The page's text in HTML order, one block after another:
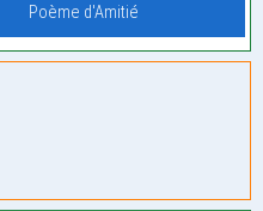
Poème d'Amitié